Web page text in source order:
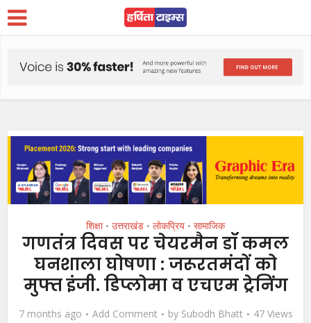
शिक्षा • उत्तराखंड • लोकप्रिय • सामाजिक
गणतंत्र दिवस पर चेयरमैन डॉ कमल
घनशाला घोषणा : जरूरतमंदों को
मुफ्त इंजी. डिप्लोमा व एचएम ट्रेनिंग
7 months ago Add Comment by Subodh Bhatt 47 Views